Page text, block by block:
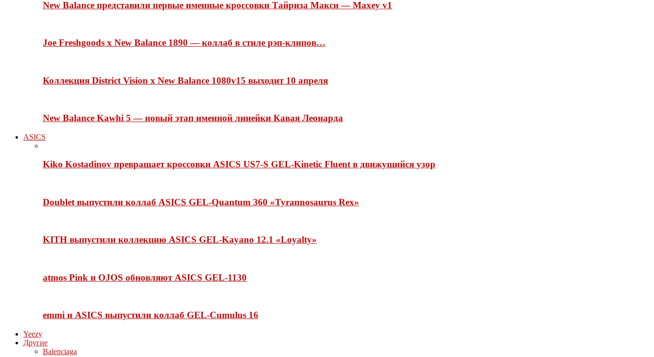
New Balance представили первые именные кроссовки Тайриза Макси — Maxey v1
Joe Freshgoods x New Balance 1890 — коллаб в стиле рэп-клипов…
Коллекция District Vision x New Balance 1080v15 выходит 10 апреля
New Balance Kawhi 5 — новый этап именной линейки Кавая Леонарда
ASICS
Kiko Kostadinov превращает кроссовки ASICS US7-S GEL-Kinetic Fluent в движущийся узор
Doublet выпустили коллаб ASICS GEL-Quantum 360 «Tyrannosaurus Rex»
KITH выпустили коллекцию ASICS GEL-Kayano 12.1 «Loyalty»
atmos Pink и OJOS обновляют ASICS GEL-1130
emmi и ASICS выпустили коллаб GEL-Cumulus 16
Yeezy
Другие
Balenciaga